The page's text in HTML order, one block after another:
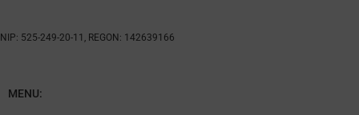
NIP: 525-249-20-11, REGON: 142639166
MENU: